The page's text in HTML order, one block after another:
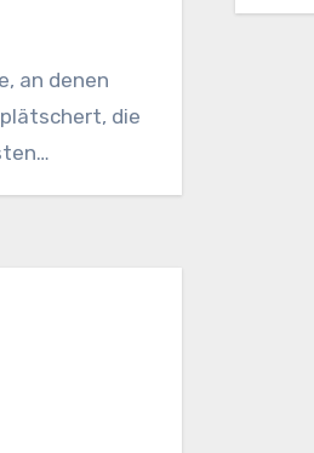
an denen
die